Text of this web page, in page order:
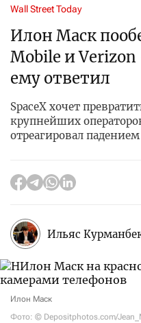
Wall Street Today
Илон Маск
Mobile и
ему ответил
SpaceX хочет
крупнейших
отреагировал
Ильяс
Илон Маск
Фото: © Depositphotos.com/